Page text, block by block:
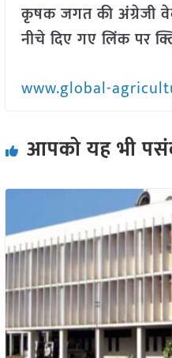
कृषक जगत की अंग्रेजी
नीचे दिए गए लिंक पर
www.global-
आपको यह भी